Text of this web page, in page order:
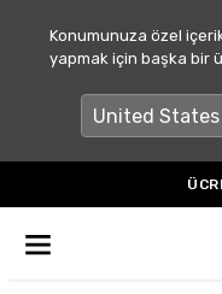
Konumunuza özel
yapmak için başka bir